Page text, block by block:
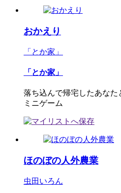
おかえり
「とか家」
「とか家」
落ち込んで帰宅したあな
ミニゲーム
ほのぼの人外農業
虫田いろん